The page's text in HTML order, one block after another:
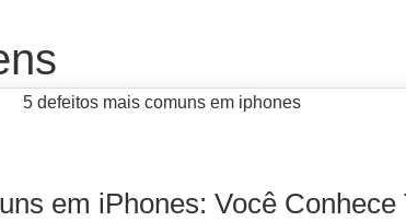
em iPhones: Você Conhece